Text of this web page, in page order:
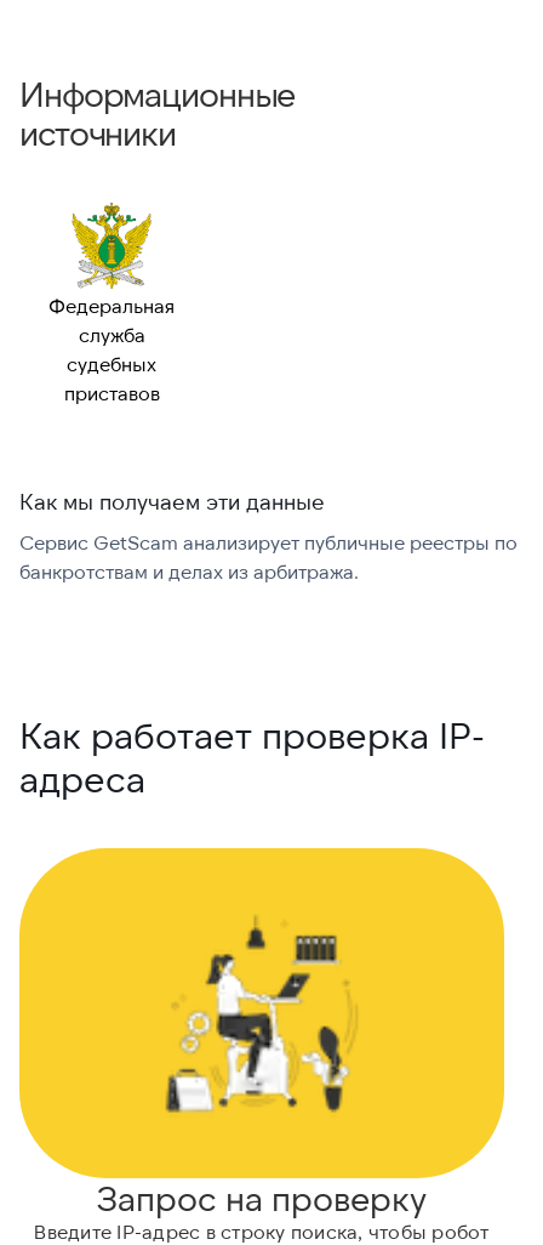
Информационные
источники
Федеральная
служба
судебных
приставов
Как мы получаем эти данные
Сервис GetScam анализирует публичные реестры по
банкротствам и делах из арбитража.
Как работает проверка IP-
адреса
Запрос на проверку
Введите IP-адрес в строку поиска, чтобы робот